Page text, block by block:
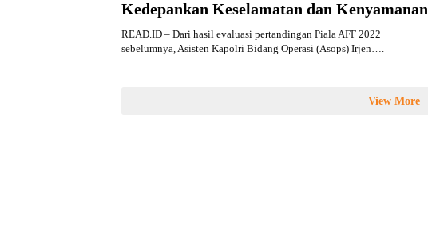
Kedepankan Keselamatan dan Kenyamanan
READ.ID – Dari hasil evaluasi pertandingan Piala AFF 2022
sebelumnya, Asisten Kapolri Bidang Operasi (Asops) Irjen….
View More